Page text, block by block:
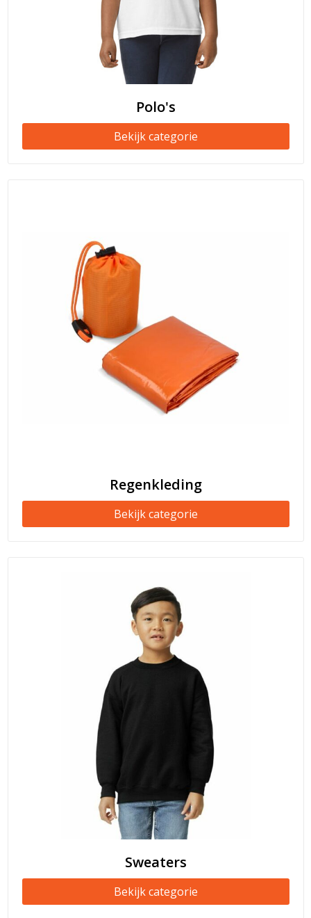
Polo's
Bekijk categorie
Regenkleding
Bekijk categorie
Sweaters
Bekijk categorie